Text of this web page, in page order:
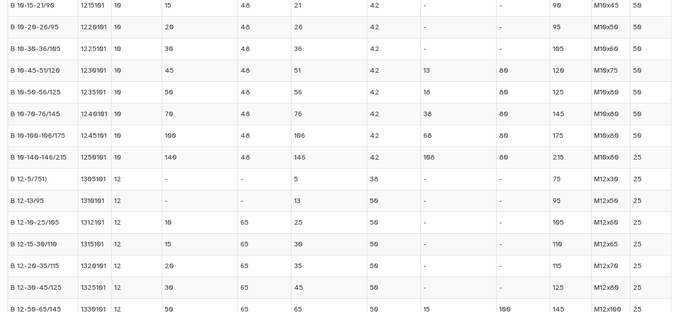
B 10-15-21/90 1215101 10 15 48 21 42 - - 90 M10x45 50
B 10-20-26/95 1220101 10 20 48 26 42 - - 95 M10x50 50
B 10-30-36/105 1225101 10 30 48 36 42 - - 105 M10x60 50
B 10-45-51/120 1230101 10 45 48 51 42 13 80 120 M10x75 50
B 10-50-56/125 1235101 10 50 48 56 42 18 80 125 M10x80 50
B 10-70-76/145 1240101 10 70 48 76 42 38 80 145 M10x80 50
B 10-100-106/175 1245101 10 100 48 106 42 68 80 175 M10x80 50
B 10-140-146/215 1250101 10 140 48 146 42 108 80 215 M10x80 25
B 12-5/751) 1305101 12 - - 5 38 - - 75 M12x30 25
B 12-13/95 1310101 12 - - 13 50 - - 95 M12x50 25
B 12-10-25/105 1312101 12 10 65 25 50 - - 105 M12x60 25
B 12-15-30/110 1315101 12 15 65 30 50 - - 110 M12x65 25
B 12-20-35/115 1320101 12 20 65 35 50 - - 115 M12x70 25
B 12-30-45/125 1325101 12 30 65 45 50 - - 125 M12x80 25
B 12-50-65/145 1330101 12 50 65 65 50 15 100 145 M12x100 25